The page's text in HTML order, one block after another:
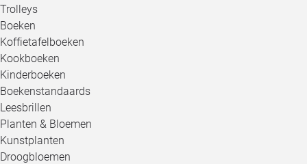
Trolleys
Boeken
Koffietafelboeken
Kookboeken
Kinderboeken
Boekenstandaards
Leesbrillen
Planten & Bloemen
Kunstplanten
Droogbloemen